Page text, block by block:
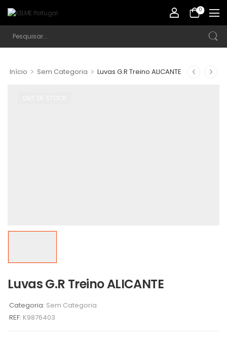
0
Início > Sem Categoria > Luvas G.R Treino ALICANTE
Luvas G.R Treino ALICANTE
Categoria: Sem Categoria
REF: K9876403